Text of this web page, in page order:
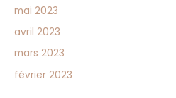
mai 2023
avril 2023
mars 2023
février 2023